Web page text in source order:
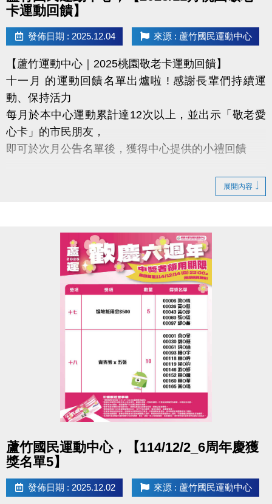
卡運動回饋】
發佈日期 : 2025.12.04 來源 : 蘆竹國民運動中心
【蘆竹運動中心｜2025桃園敬老卡運動回饋】
十一月 的運動回饋名單出爐啦 ! 感謝長輩們持續運
動、保持活力
每月於本中心運動累計達12次以上，並出示「敬老愛
心卡」的市民朋友，
即可於次月公告名單後，獲得中心提供的小禮回饋
持續運動不僅讓身體更健康，
還能感受滿滿的鼓勵與心意
洽詢專線：03-2639066 #112 (客服部)
官網 :
https://www.lzsports.com.tw/zh_TW/news/pageID/1/
FB : 桃園市蘆竹國民運動中心
展開內容
蘆竹國民運動中心，【114/12/2_6周年慶獲
獎名單5】
發佈日期 : 2025.12.02 來源 : 蘆竹國民運動中心